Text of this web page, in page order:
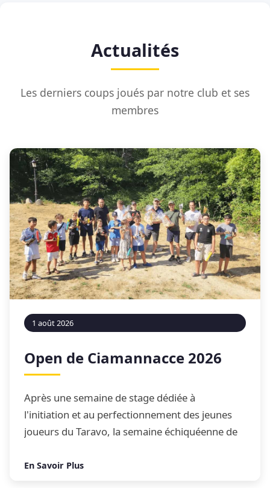
Actualités
Les derniers coups joués par notre club et ses
membres
1 août 2026
Open de Ciamannacce 2026
Après une semaine de stage dédiée à
l'initiation et au perfectionnement des jeunes
joueurs du Taravo, la semaine échiquéenne de
Open de blitz
En Savoir Plus